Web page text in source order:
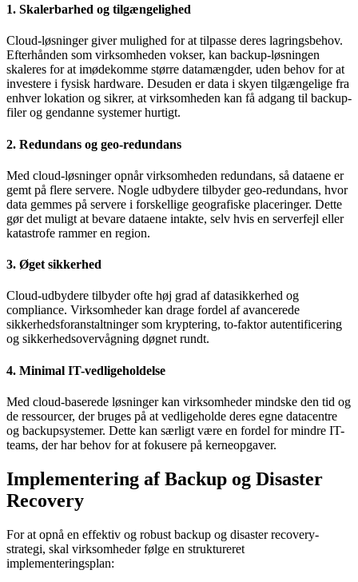
1. Skalerbarhed og tilgængelighed
Cloud-løsninger giver mulighed for at tilpasse deres lagringsbehov.
Efterhånden som virksomheden vokser, kan backup-løsningen
skaleres for at imødekomme større datamængder, uden behov for at
investere i fysisk hardware. Desuden er data i skyen tilgængelige fra
enhver lokation og sikrer, at virksomheden kan få adgang til backup-
filer og gendanne systemer hurtigt.
2. Redundans og geo-redundans
Med cloud-løsninger opnår virksomheden redundans, så dataene er
gemt på flere servere. Nogle udbydere tilbyder geo-redundans, hvor
data gemmes på servere i forskellige geografiske placeringer. Dette
gør det muligt at bevare dataene intakte, selv hvis en serverfejl eller
katastrofe rammer en region.
3. Øget sikkerhed
Cloud-udbydere tilbyder ofte høj grad af datasikkerhed og
compliance. Virksomheder kan drage fordel af avancerede
sikkerhedsforanstaltninger som kryptering, to-faktor autentificering
og sikkerhedsovervågning døgnet rundt.
4. Minimal IT-vedligeholdelse
Med cloud-baserede løsninger kan virksomheder mindske den tid og
de ressourcer, der bruges på at vedligeholde deres egne datacentre
og backupsystemer. Dette kan særligt være en fordel for mindre IT-
teams, der har behov for at fokusere på kerneopgaver.
Implementering af Backup og Disaster
Recovery
For at opnå en effektiv og robust backup og disaster recovery-
strategi, skal virksomheder følge en struktureret
implementeringsplan: